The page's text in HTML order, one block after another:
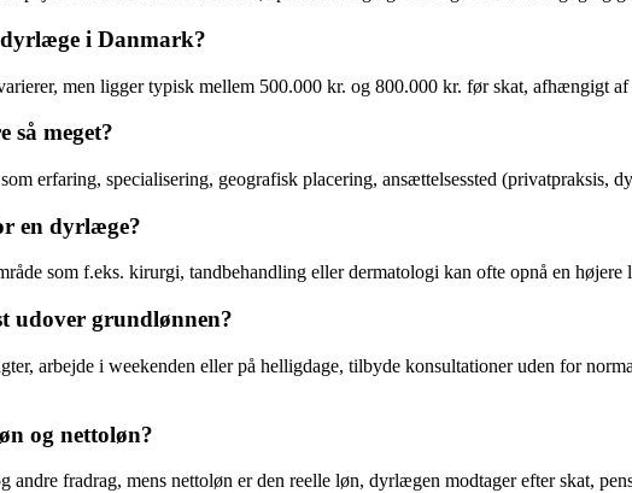
i Danmark?
men ligger typisk mellem 500.000 kr. og 800.000 kr. før skat, afhængigt
meget?
erfaring, specialisering, geografisk placering, ansættelsessted (privatpraksis,
en dyrlæge?
som f.eks. kirurgi, tandbehandling eller dermatologi kan ofte opnå en højere
udover grundlønnen?
arbejde i weekenden eller på helligdage, tilbyde konsultationer uden for
og nettoløn?
fradrag, mens nettoløn er den reelle løn, dyrlægen modtager efter skat,